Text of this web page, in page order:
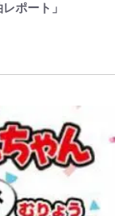
ポート」
めての秋春